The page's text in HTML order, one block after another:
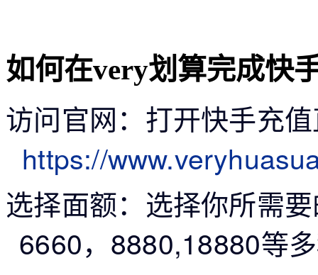
如何在very划算完成快
访问官网：打开快手充
https://
选择面额：选择你所需
6660，8880,18880等